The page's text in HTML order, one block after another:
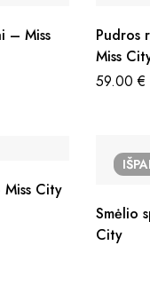
– Miss
Pudros
Miss
59.00€
City
Smėlio
City